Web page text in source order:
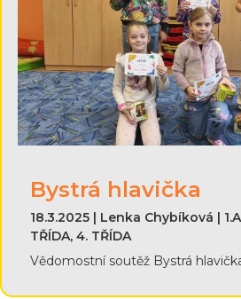
Bystrá hlavička
18.3.2025 | Lenka Chybíková |
TŘÍDA, 4. TŘÍDA
Vědomostní soutěž Bystrá